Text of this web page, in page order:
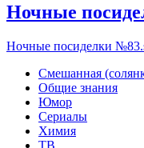
Ночные
Ночные посиделки
Смешанная
Общие знания
Юмор
Сериалы
Химия
ТВ